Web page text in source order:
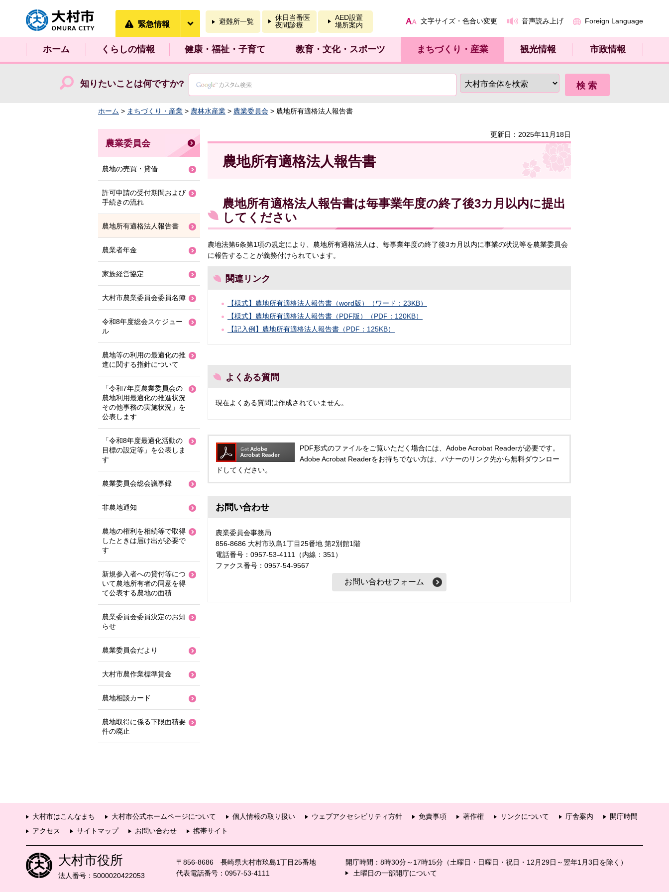
大村市
緊急情報 避難所一覧
休日当番医
夜間診療
AED設置
場所案内
文字サイズ・色合い変更 音声読み上げ Foreign Language
ホーム くらしの情報 健康・福祉・子育て 教育・文化・スポーツ まちづくり・産業 観光情報 市政情報
知りたいことは何ですか?
ホーム > まちづくり・産業 > 農林水産業 > 農業委員会 > 農地所有適格法人報告書
更新日：2025年11月18日
農地所有適格法人報告書
農地所有適格法人報告書は毎事業年度の終了後3カ月以内に提出
してください
農地法第6条第1項の規定により、農地所有適格法人は、毎事業年度の終了後3カ月以内に事業の状況等を農業委員会
に報告することが義務付けられています。
関連リンク
【様式】農地所有適格法人報告書（word版）（ワード：23KB）
【様式】農地所有適格法人報告書（PDF版）（PDF：120KB）
【記入例】農地所有適格法人報告書（PDF：125KB）
よくある質問
現在よくある質問は作成されていません。
PDF形式のファイルをご覧いただく場合には、Adobe Acrobat Readerが必要です。
Adobe Acrobat Readerをお持ちでない方は、バナーのリンク先から無料ダウンロー
ドしてください。
お問い合わせ
農業委員会事務局
856-8686 大村市玖島1丁目25番地 第2別館1階
電話番号：0957-53-4111（内線：351）
ファクス番号：0957-54-9567
農業委員会
農地の売買・貸借
許可申請の受付期間および
手続きの流れ
農地所有適格法人報告書
農業者年金
家族経営協定
大村市農業委員会委員名簿
令和8年度総会スケジュー
ル
農地等の利用の最適化の推
進に関する指針について
「令和7年度農業委員会の
農地利用最適化の推進状況
その他事務の実施状況」を
公表します
「令和8年度最適化活動の
目標の設定等」を公表しま
す
農業委員会総会議事録
非農地通知
農地の権利を相続等で取得
したときは届け出が必要で
す
新規参入者への貸付等につ
いて農地所有者の同意を得
て公表する農地の面積
農業委員会委員決定のお知
らせ
農業委員会だより
大村市農作業標準賃金
農地相談カード
農地取得に係る下限面積要
件の廃止
大村市はこんなまち 大村市公式ホームページについて 個人情報の取り扱い ウェブアクセシビリティ方針 免責事項 著作権 リンクについて 庁舎案内
開庁時間
アクセス
サイトマップ お問い合わせ 携帯サイト
大村市役所
法人番号：5000020422053
〒856-8686 長崎県大村市玖島1丁目25番地
代表電話番号：0957-53-4111
開庁時間：8時30分～17時15分（土曜日・日曜日・祝日・12月29日～翌年1月3日を除く）
土曜日の一部開庁について